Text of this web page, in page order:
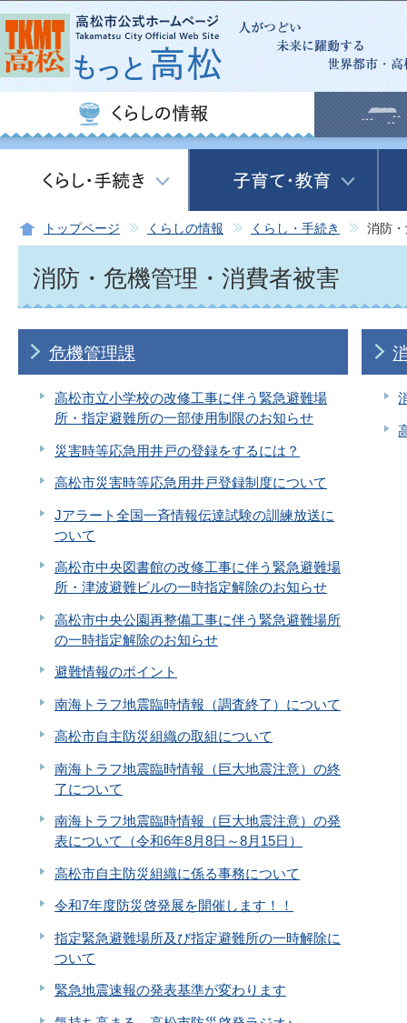
この
トップページ くらしの情報 くらし・手続き 消防
消防・危機管理・消費者被害
危機管理課
高松市立小学校の改修工事に伴う緊急避難場
所・指定避難所の一部使用制限のお知らせ
災害時等応急用井戸の登録をするには？
高松市災害時等応急用井戸登録制度について
Jアラート全国一斉情報伝達試験の訓練放送に
ついて
高松市中央図書館の改修工事に伴う緊急避難場
所・津波避難ビルの一時指定解除のお知らせ
高松市中央公園再整備工事に伴う緊急避難場所
の一時指定解除のお知らせ
避難情報のポイント
南海トラフ地震臨時情報（調査終了）について
高松市自主防災組織の取組について
南海トラフ地震臨時情報（巨大地震注意）の終
了について
南海トラフ地震臨時情報（巨大地震注意）の発
表について（令和6年8月8日～8月15日）
高松市自主防災組織に係る事務について
令和7年度防災啓発展を開催します！！
指定緊急避難場所及び指定避難所の一時解除に
ついて
緊急地震速報の発表基準が変わります